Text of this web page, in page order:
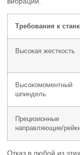
Требования к
Высокая жесткость
Высокомоментный
шпиндель
Прецизионные
направляющие/
Отказ в любой из